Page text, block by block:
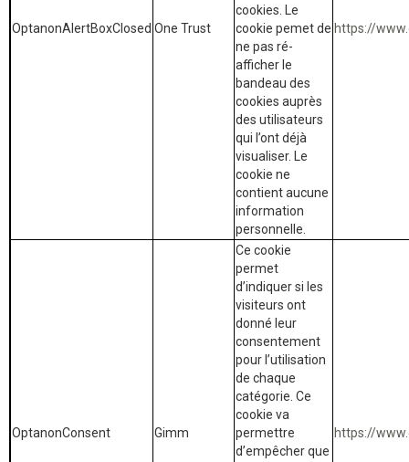
OptanonAlertBoxClosed One Trust
cookies. Le
cookie pemet de
ne pas ré-
afficher le
bandeau des
cookies auprès
des utilisateurs
qui l’ont déjà
visualiser. Le
cookie ne
contient aucune
information
personnelle.
https://
OptanonConsent Gimm
Ce cookie
permet
d’indiquer si les
visiteurs ont
donné leur
consentement
pour l’utilisation
de chaque
catégorie. Ce
cookie va
permettre
d’empêcher que
https://